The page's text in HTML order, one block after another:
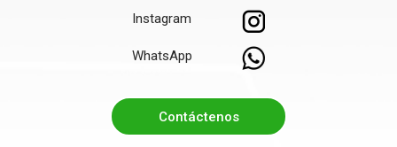
Instagram
WhatsApp
Contáctenos